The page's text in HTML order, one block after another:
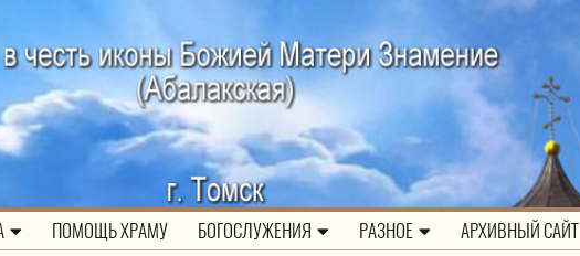
ПОМОЩЬ ХРАМУ БОГОСЛУЖЕНИЯ РАЗНОЕ АРХИВНЫЙ САЙТ